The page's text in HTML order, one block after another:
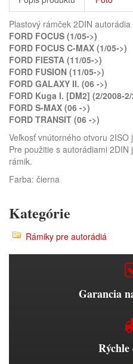
Plastový rámček 2DIN
FORD FOCUS (1/05->)
FORD FOCUS C-MAX (1/05->)
FORD FIESTA (11/05->)
FORD FUSION (11/05->)
FORD GALAXY II. (06 ->)
FORD Kuga I. [DM2] (2/2008-
FORD S-MAX (06 ->)
FORD TRANSIT (06 ->)
Veľkosť vnútorného otvoru 2ISO
Pre použitie s autorádiami
rámik.
Farba: čierna
Kategórie
Rámiky pre autorádiá
Garancia
Rýchle